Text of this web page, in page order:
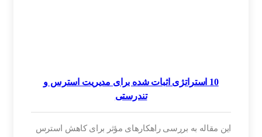
10 استراتژی اثبات شده برای مدیریت استرس و
تندرستی
این مقاله به بررسی راهکارهای مؤثر برای کاهش استرس